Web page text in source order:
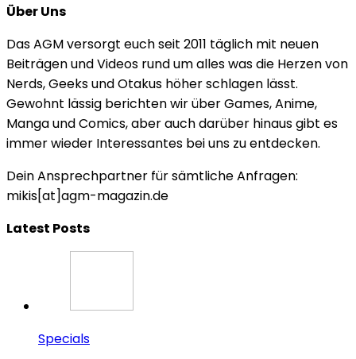
Über Uns
Das AGM versorgt euch seit 2011 täglich mit neuen
Beiträgen und Videos rund um alles was die Herzen von
Nerds, Geeks und Otakus höher schlagen lässt.
Gewohnt lässig berichten wir über Games, Anime,
Manga und Comics, aber auch darüber hinaus gibt es
immer wieder Interessantes bei uns zu entdecken.
Dein Ansprechpartner für sämtliche Anfragen:
mikis[at]agm-magazin.de
Latest Posts
Specials